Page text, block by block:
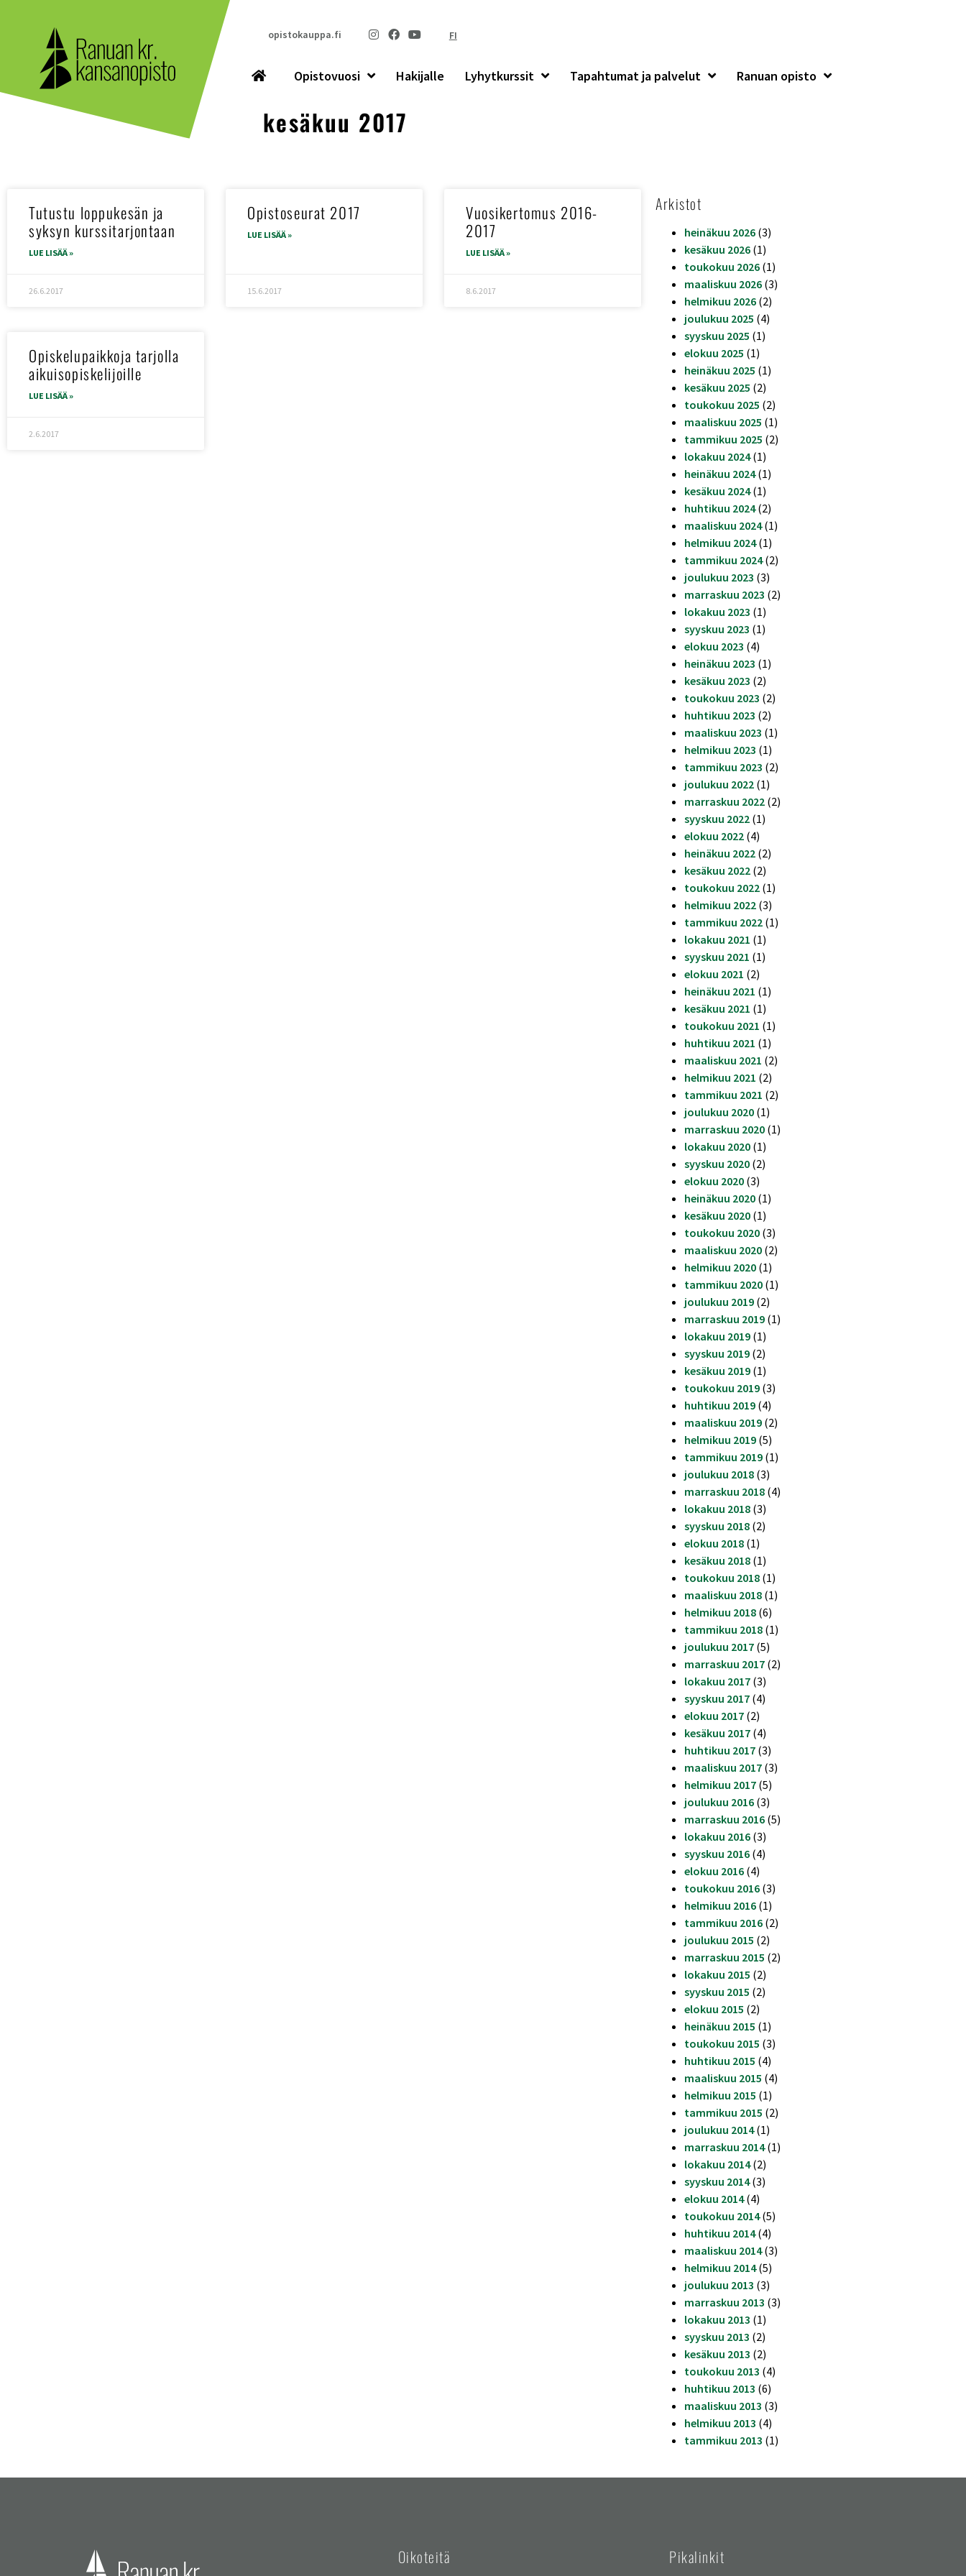
opistokauppa.fi FI
Opistovuosi Hakijalle Lyhytkurssit Tapahtumat ja palvelut Ranuan opisto
kesäkuu 2017
Tutustu loppukesän ja
syksyn kurssitarjontaan
LUE LISÄÄ »
26.6.2017
Opistoseurat 2017
LUE LISÄÄ »
15.6.2017
Vuosikertomus 2016-
2017
LUE LISÄÄ »
8.6.2017
Opiskelupaikkoja tarjolla
aikuisopiskelijoille
LUE LISÄÄ »
2.6.2017
Arkistot
heinäkuu 2026 (3)
kesäkuu 2026 (1)
toukokuu 2026 (1)
maaliskuu 2026 (3)
helmikuu 2026 (2)
joulukuu 2025 (4)
syyskuu 2025 (1)
elokuu 2025 (1)
heinäkuu 2025 (1)
kesäkuu 2025 (2)
toukokuu 2025 (2)
maaliskuu 2025 (1)
tammikuu 2025 (2)
lokakuu 2024(1)
heinäkuu 2024(1)
kesäkuu 2024(1)
huhtikuu 2024(2)
maaliskuu 2024(1)
helmikuu 2024(1)
tammikuu 2024(2)
joulukuu 2023 (3)
marraskuu 2023 (2)
lokakuu 2023 (1)
syyskuu 2023 (1)
elokuu 2023 (4)
heinäkuu 2023 (1)
kesäkuu 2023 (2)
toukokuu 2023 (2)
huhtikuu 2023 (2)
maaliskuu 2023 (1)
helmikuu 2023 (1)
tammikuu 2023 (2)
joulukuu 2022 (1)
marraskuu 2022 (2)
syyskuu 2022 (1)
elokuu 2022 (4)
heinäkuu 2022 (2)
kesäkuu 2022 (2)
toukokuu 2022 (1)
helmikuu 2022 (3)
tammikuu 2022 (1)
lokakuu 2021 (1)
syyskuu 2021 (1)
elokuu 2021 (2)
heinäkuu 2021 (1)
kesäkuu 2021 (1)
toukokuu 2021 (1)
huhtikuu 2021 (1)
maaliskuu 2021 (2)
helmikuu 2021 (2)
tammikuu 2021 (2)
joulukuu 2020 (1)
marraskuu 2020 (1)
lokakuu 2020 (1)
syyskuu 2020 (2)
elokuu 2020 (3)
heinäkuu 2020 (1)
kesäkuu 2020 (1)
toukokuu 2020 (3)
maaliskuu 2020 (2)
helmikuu 2020 (1)
tammikuu 2020 (1)
joulukuu 2019 (2)
marraskuu 2019 (1)
lokakuu 2019 (1)
syyskuu 2019 (2)
kesäkuu 2019 (1)
toukokuu 2019 (3)
huhtikuu 2019 (4)
maaliskuu 2019 (2)
helmikuu 2019 (5)
tammikuu 2019 (1)
joulukuu 2018 (3)
marraskuu 2018 (4)
lokakuu 2018 (3)
syyskuu 2018 (2)
elokuu 2018 (1)
kesäkuu 2018 (1)
toukokuu 2018 (1)
maaliskuu 2018 (1)
helmikuu 2018 (6)
tammikuu 2018 (1)
joulukuu 2017 (5)
marraskuu 2017 (2)
lokakuu 2017 (3)
syyskuu 2017 (4)
elokuu 2017 (2)
kesäkuu 2017 (4)
huhtikuu 2017 (3)
maaliskuu 2017 (3)
helmikuu 2017 (5)
joulukuu 2016 (3)
marraskuu 2016 (5)
lokakuu 2016 (3)
syyskuu 2016 (4)
elokuu 2016 (4)
toukokuu 2016 (3)
helmikuu 2016 (1)
tammikuu 2016 (2)
joulukuu 2015 (2)
marraskuu 2015 (2)
lokakuu 2015 (2)
syyskuu 2015 (2)
elokuu 2015 (2)
heinäkuu 2015 (1)
toukokuu 2015 (3)
huhtikuu 2015 (4)
maaliskuu 2015 (4)
helmikuu 2015 (1)
tammikuu 2015 (2)
joulukuu 2014(1)
marraskuu 2014(1)
lokakuu 2014(2)
syyskuu 2014(3)
elokuu 2014(4)
toukokuu 2014(5)
huhtikuu 2014(4)
maaliskuu 2014(3)
helmikuu 2014(5)
joulukuu 2013 (3)
marraskuu 2013 (3)
lokakuu 2013 (1)
syyskuu 2013 (2)
kesäkuu 2013 (2)
toukokuu 2013 (4)
huhtikuu 2013 (6)
maaliskuu 2013 (3)
helmikuu 2013 (4)
tammikuu 2013 (1)
Oikoteitä Pikalinkit